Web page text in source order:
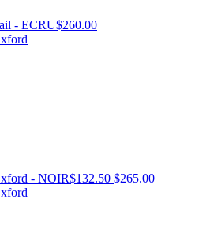
- ECRU$260.00
- NOIR$132.50 $265.00